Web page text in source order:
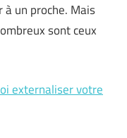
un proche. Mais
sont ceux
externaliser votre